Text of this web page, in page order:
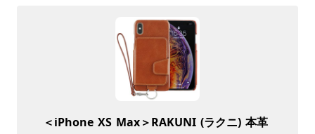
＜iPhone XS Max＞RAKUNI (ラクニ) 本革